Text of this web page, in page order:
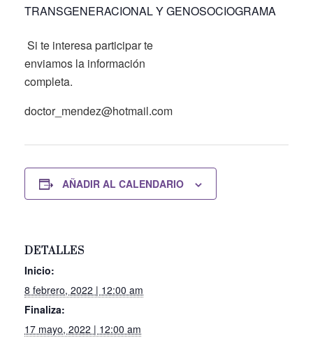
TRANSGENERACIONAL Y GENOSOCIOGRAMA
Si te interesa participar te
enviamos la información
completa.
doctor_mendez@hotmail.com
AÑADIR AL CALENDARIO
DETALLES
Inicio:
8 febrero, 2022 | 12:00 am
Finaliza:
17 mayo, 2022 | 12:00 am